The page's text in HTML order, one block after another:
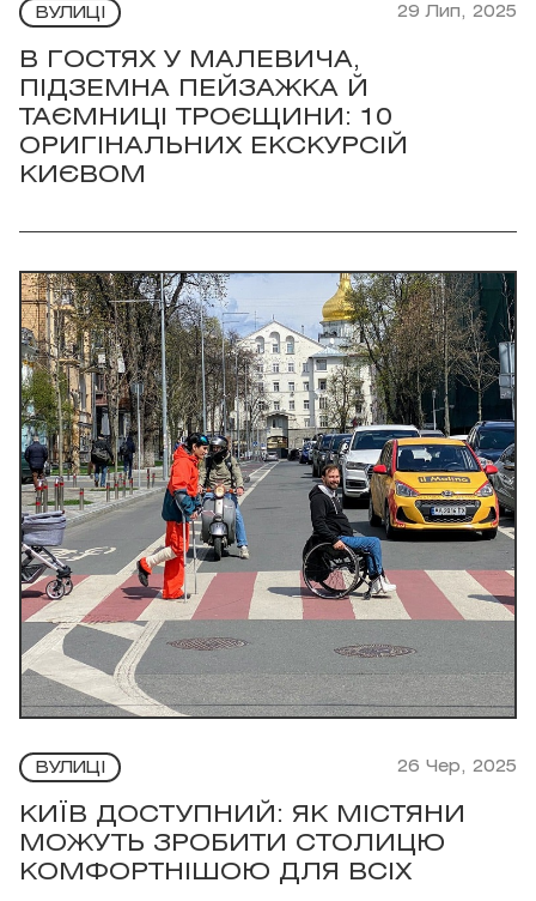
ВУЛИЦІ 29 Лип, 2025
В ГОСТЯХ У МАЛЕВИЧА,
ПІДЗЕМНА ПЕЙЗАЖКА Й
ТАЄМНИЦІ ТРОЄЩИНИ: 10
ОРИГІНАЛЬНИХ ЕКСКУРСІЙ
КИЄВОМ
ВУЛИЦІ 26 Чер, 2025
КИЇВ ДОСТУПНИЙ: ЯК МІСТЯНИ
МОЖУТЬ ЗРОБИТИ СТОЛИЦЮ
КОМФОРТНІШОЮ ДЛЯ ВСІХ